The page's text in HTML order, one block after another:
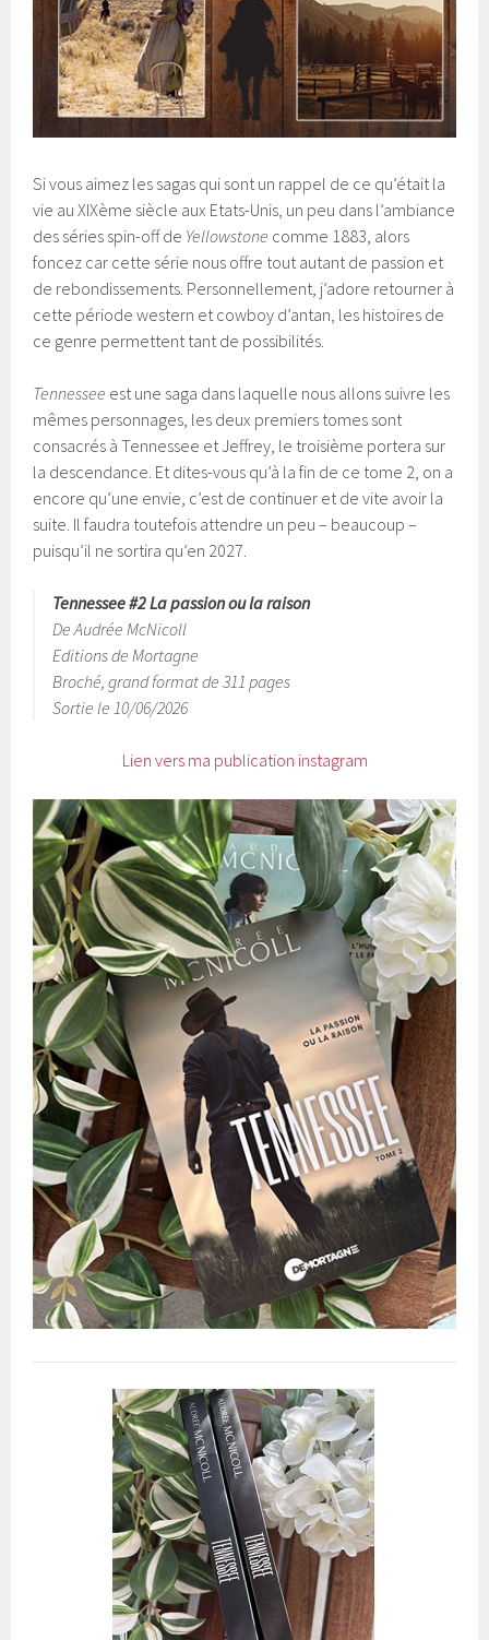
Si vous aimez les sagas qui sont un rappel de ce qu’était la
vie au XIXème siècle aux Etats-Unis, un peu dans l’ambiance
des séries spin-off de Yellowstone comme 1883, alors
foncez car cette série nous offre tout autant de passion et
de rebondissements. Personnellement, j’adore retourner à
cette période western et cowboy d’antan, les histoires de
ce genre permettent tant de possibilités.
Tennessee est une saga dans laquelle nous allons suivre les
mêmes personnages, les deux premiers tomes sont
consacrés à Tennessee et Jeffrey, le troisième portera sur
la descendance. Et dites-vous qu’à la fin de ce tome 2, on a
encore qu’une envie, c’est de continuer et de vite avoir la
suite. Il faudra toutefois attendre un peu – beaucoup –
puisqu’il ne sortira qu’en 2027.
Tennessee #2 La passion ou la raison
De Audrée McNicoll
Editions de Mortagne
Broché, grand format de 311 pages
Sortie le 10/06/2026
Lien vers ma publication instagram